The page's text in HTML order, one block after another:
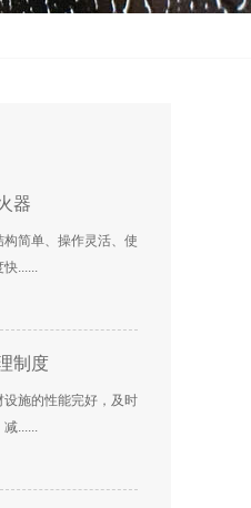
器
简单、操作灵活、使
快......
制度
施的性能完好，及时
......